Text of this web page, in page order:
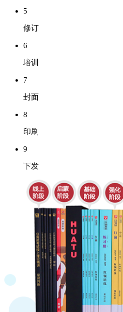
5
修订
6
培训
7
封面
8
印刷
9
下发